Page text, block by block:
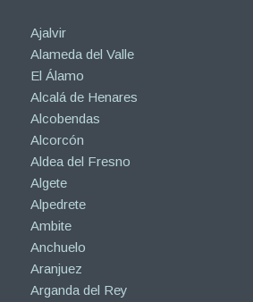
Ajalvir
Alameda del Valle
El Álamo
Alcalá de Henares
Alcobendas
Alcorcón
Aldea del Fresno
Algete
Alpedrete
Ambite
Anchuelo
Aranjuez
Arganda del Rey